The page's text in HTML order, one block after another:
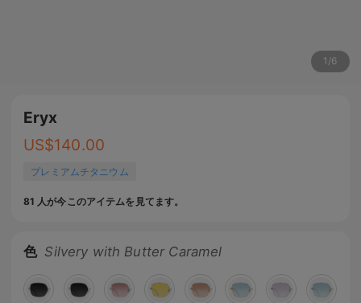
1 /6
Eryx
US$140.00
プレミアムチタニウム
81 人が今このアイテムを見てます。
色 Silvery with Butter Caramel